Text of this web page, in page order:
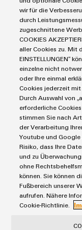
und
bestückte
Gehäuse
Markierungssysteme
Reihenklemmen
Stromversorgungen
Industrial Security
Single Pair Ethernet
Smart Metering
SNAP IN
Workplace Solutions
Connectivity Consulting
eShop / Digitale
Engineering-Daten
PCB Connector Services
Support Center
Technische
Weidmüller Configurator
Industrien
Datencenter
Gerätehersteller
Maschinenbau
Photovoltaik
Wasserstoff
Weidmüller Industry
Windenergie
Impressum
Einkaufs- /
Datenschutzerklärung
Cookie Richtlinie
Cookie Einstellungen
Weidmüller GmbH & Co
Klingenbergstraße 26
32758 Detmold
Tel.: +49 5231 14-280
wir für die
durch
zugeschnittene
COOKIES
aller Cookies zu. Mit
EINSTELLUNGEN“
einzelne nicht
oder Ihre einmal
Cookies jederzeit
Durch Auswahl von
erforderliche
stimmen Sie nach
der Verarbeitung
Youtube und Google
Risiko, dass Ihre
und zu
ohne
können. Sie können
Fußbereich unserer
aufrufen. Nähere
Cookie-Richtlinie.